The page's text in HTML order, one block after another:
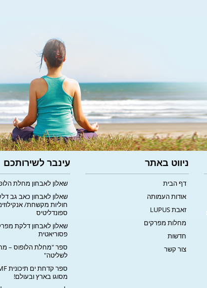
ניווט באתר
דף הבית
אודות העמותה
זאבת LUPUS
מחלות מפרקים
חדשות
צור קשר
עינבר לשירותכם
שאלון לאבחון מחלת
שאלון לאבחון כאב גב
חוליות מקשחת/
ספונדליטיס
שאלון לאבחון דלקת
פסוריאטית
ספר "מחלת הלופוס –
לשליטה"
מסוגו בארץ ובעולם!